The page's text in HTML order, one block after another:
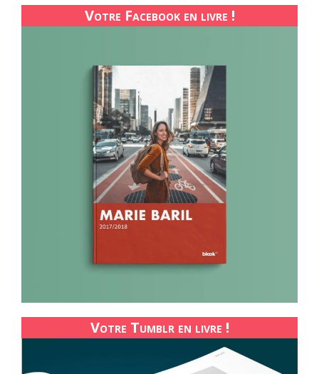
Votre Facebook en livre !
Votre Tumblr en livre !